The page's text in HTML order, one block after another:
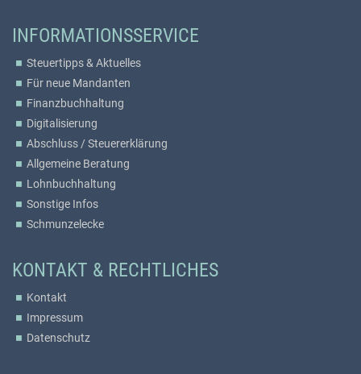
INFORMATIONSSERVICE
Steuertipps & Aktuelles
Für neue Mandanten
Finanzbuchhaltung
Digitalisierung
Abschluss / Steuererklärung
Allgemeine Beratung
Lohnbuchhaltung
Sonstige Infos
Schmunzelecke
KONTAKT & RECHTLICHES
Kontakt
Impressum
Datenschutz